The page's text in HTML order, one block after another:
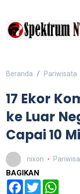
Beranda Pariwisata
17 Ekor
ke Luar
Capai 10
nixon
BAGIKAN
Facebook
Twitter